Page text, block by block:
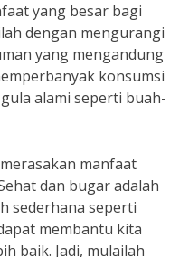
yang besar bagi
dengan mengurangi
yang mengandung
konsumsi
alami seperti buah-
manfaat
dan bugar adalah
sederhana seperti
membantu kita
baik. Jadi, mulailah